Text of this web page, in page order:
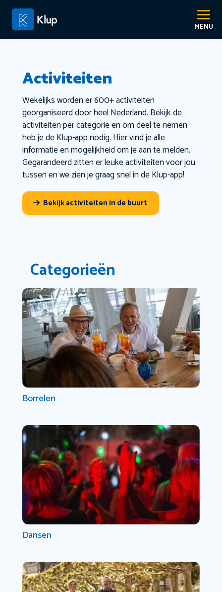
Activiteiten
Wekelijks worden er 600+ activiteiten
georganiseerd door heel Nederland. Bekijk de
activiteiten per categorie en om deel te nemen
heb je de Klup-app nodig. Hier vind je alle
informatie en mogelijkheid om je aan te melden.
Gegarandeerd zitten er leuke activiteiten voor jou
tussen en we zien je graag snel in de Klup-app!
Bekijk activiteiten in de buurt
Categorieën
Borrelen
Dansen